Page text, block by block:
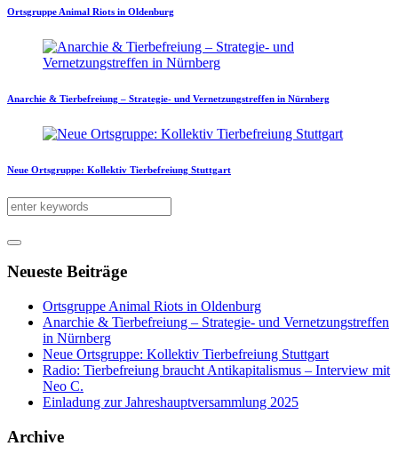
Ortsgruppe Animal Riots in Oldenburg
Anarchie & Tierbefreiung – Strategie- und Vernetzungstreffen in Nürnberg
Neue Ortsgruppe: Kollektiv Tierbefreiung Stuttgart
Neueste Beiträge
Ortsgruppe Animal Riots in Oldenburg
Anarchie & Tierbefreiung – Strategie- und Vernetzungstreffen
in Nürnberg
Neue Ortsgruppe: Kollektiv Tierbefreiung Stuttgart
Radio: Tierbefreiung braucht Antikapitalismus – Interview mit
Neo C.
Einladung zur Jahreshauptversammlung 2025
Archive